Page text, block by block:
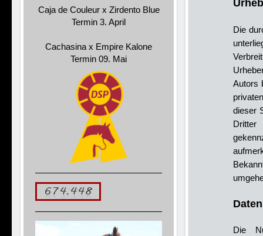
Die
Autors
dieser
Die
Caja de Couleur x Zirdento Blue
Termin 3. April
Cachasina x Empire Kalone
Termin 09. Mai